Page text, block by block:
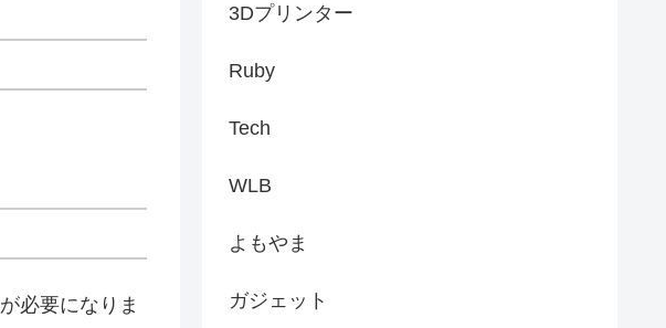
が必要になりま
3Dプリンター
Ruby
Tech
WLB
よもやま
ガジェット